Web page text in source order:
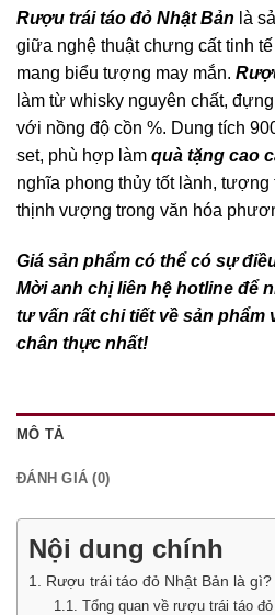
Rượu trái táo đỏ Nhật Bản là
giữa nghệ thuật chưng cất tinh
mang biểu tượng may mắn.
làm từ whisky nguyên chất,
với nồng độ cồn %. Dung tích
set, phù hợp làm quà tặng cao
nghĩa phong thủy tốt lành,
thịnh vượng trong văn hóa
Giá sản phẩm có thể có sự
Mời anh chị liên hệ hotline để
tư vấn rất chi tiết về sản phẩm
chân thực nhất!
MÔ TẢ
ĐÁNH GIÁ (0)
Nội dung chính
1. Rượu trái táo đỏ Nhật Bản là gì?
1.1. Tổng quan về rượu trái táo